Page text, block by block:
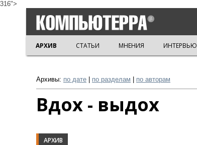
316">
АРХИВ СТАТЬИ МНЕНИЯ ИНТЕРВЬЮ
Архивы: по дате по разделам по авторам
Вдох - выдох
АРХИВ